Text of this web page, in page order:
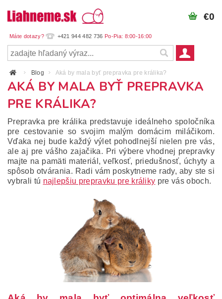
+421 944 482 736
€0
Blog Aká by mala byť prepravka pre králika?
AKÁ BY MALA BYŤ PREPRAVKA
PRE KRÁLIKA?
Prepravka pre králika predstavuje ideálneho spoločníka
pre cestovanie so svojim malým domácim miláčikom.
Vďaka nej bude každý výlet pohodlnejší nielen pre vás,
ale aj pre vášho zajačika. Pri výbere vhodnej prepravky
majte na pamäti materiál, veľkosť, priedušnosť, úchyty a
spôsob otvárania. Radi vám poskytneme rady, aby ste si
vybrali tú najlepšiu prepravku pre králiky pre vás oboch.